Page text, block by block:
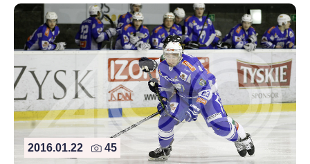
2016.01.22 45